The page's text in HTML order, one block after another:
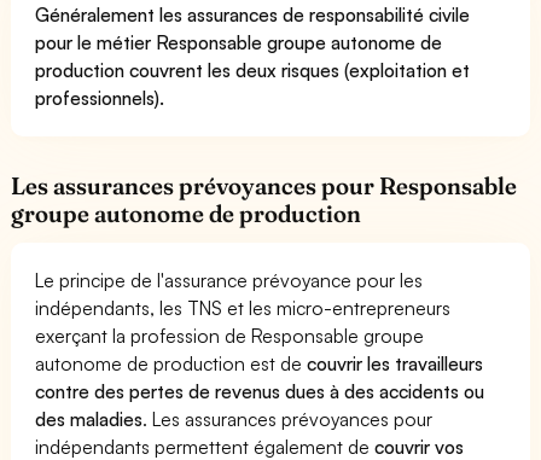
Généralement les assurances de responsabilité civile
pour le métier Responsable groupe autonome de
production couvrent les deux risques (exploitation et
professionnels).
Les assurances prévoyances pour Responsable
groupe autonome de production
Le principe de l'assurance prévoyance pour les
indépendants, les TNS et les micro-entrepreneurs
exerçant la profession de Responsable groupe
autonome de production est decouvrir les travailleurs
contre des pertes de revenus dues à des accidents ou
des maladies. Les assurances prévoyances pour
indépendants permettent également decouvrir vos